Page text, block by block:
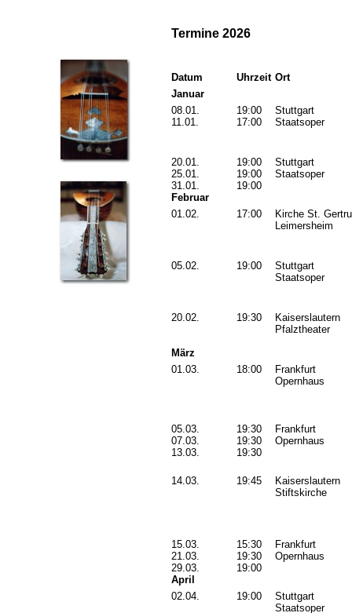
Termine 2026
Datum Uhrzeit Ort
Januar
08.01.
11.01.
19:00
17:00
Stuttgart
Staatsoper
20.01.
25.01.
31.01.
19:00
19:00
19:00
Stuttgart
Staatsoper
Februar
01.02.
17:00
Kirche St.
Leimersheim
05.02. 19:00
Stuttgart
Staatsoper
20.02. 19:30
Kaiserslautern
Pfalztheater
März
01.03.
18:00
Frankfurt
Opernhaus
05.03.
07.03.
13.03.
19:30
19:30
19:30
Frankfurt
Opernhaus
14.03. 19:45
Kaiserslautern
Stiftskirche
15.03.
21.03.
29.03.
15:30
19:30
19:00
Frankfurt
Opernhaus
April
02.04.
19:00
Stuttgart
Staatsoper